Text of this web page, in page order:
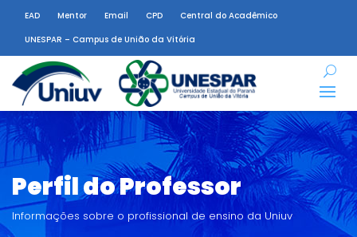
EAD Mentor Email CPD
Central do Acadêmico
UNESPAR – Campus de União da Vitória
Perfil do Professor
Informações sobre o profissional de ensino da Uniuv